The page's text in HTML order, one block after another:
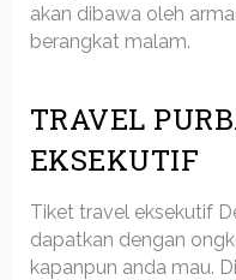
akan dibawa oleh
berangkat malam.
TRAVEL
EKSEKUTIF
Tiket travel eksekutif
dapatkan dengan
kapanpun anda mau.